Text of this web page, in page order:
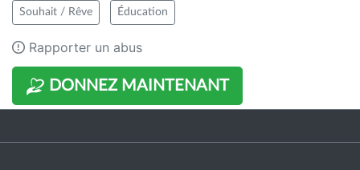
DONNEZ MAINTENANT
Souhait / Rêve Éducation
Rapporter un abus